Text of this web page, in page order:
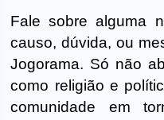
Fale sobre alguma
causo, dúvida, ou
Jogorama. Só não
como religião e
comunidade em